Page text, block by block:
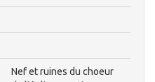
Nef et ruines du choeur